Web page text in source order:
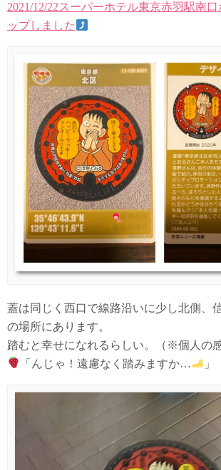
2021/12/22スーパーホテル東京赤羽駅南
ップしました
蓋は同じく西口で線路沿いに少し北側、
の場所にあります。
踏むと幸せになれるらしい。（※個人の感
「んじゃ！遠慮なく踏みますか…
」